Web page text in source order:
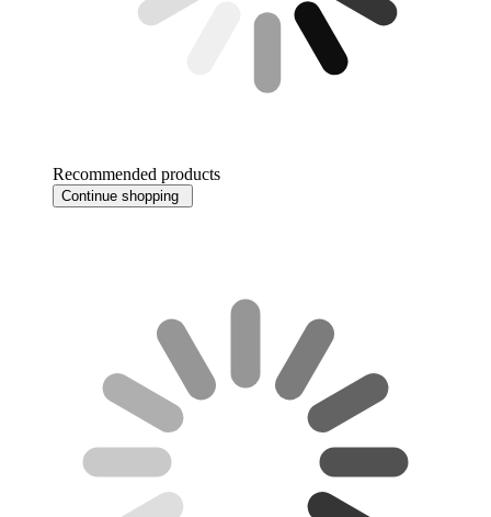
Recommended products
Continue shopping